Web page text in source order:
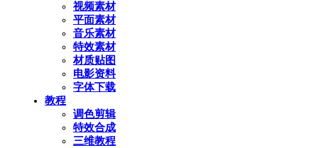
视频素材
平面素材
音乐素材
特效素材
材质贴图
电影资料
字体下载
教程
调色剪辑
特效合成
三维教程